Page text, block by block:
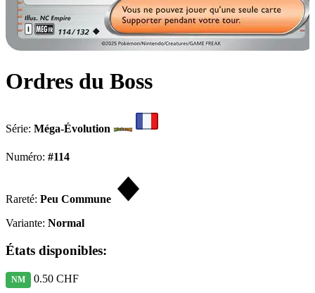
Ordres du Boss
Série: Méga-Évolution
Numéro: #114
Rareté: Peu Commune
Variante: Normal
États disponibles:
NM 0.50 CHF